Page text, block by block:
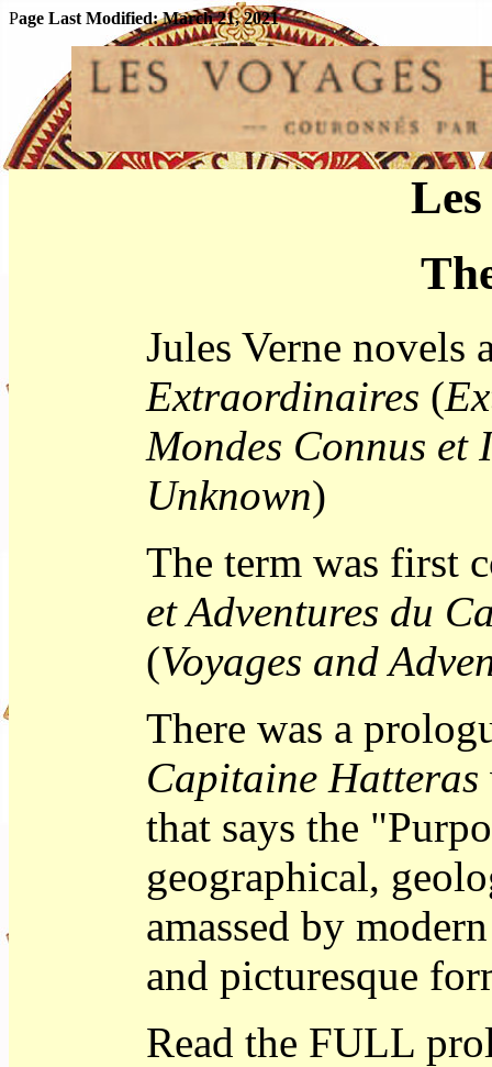
Page Last Modified:March 21, 2021
Jules Verne
Extraordinaires (
Mondes Connus et
Unknown)
The term was first
et Adventures du
(Voyages and
There was a
Capitaine Hatteras
that says the
geographical,
amassed by
and picturesque
Read the FULL